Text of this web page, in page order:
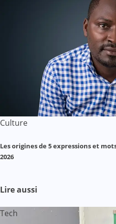
Culture
Les origines de 5 expressions et
2026
Lire aussi
Tech